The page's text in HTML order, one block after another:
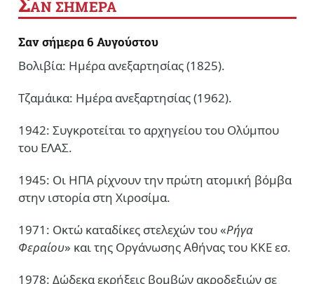
ΑΝ ΣΗΜΕΡΑ
Σαν σήμερα 6 Αυγούστου
Βολιβία: Ημέρα ανεξαρτησίας (1825).
Τζαμάικα: Ημέρα ανεξαρτησίας (1962).
1942: Συγκροτείται το αρχηγείου του Ολύμπου
του ΕΛΑΣ.
1945: Οι ΗΠΑ ρίχνουν την πρώτη ατομική βόμβα
στην ιστορία στη Χιροσίμα.
1971: Οκτώ καταδίκες στελεχών του «Ρήγα
Φεραίου» και της Οργάνωσης Αθήνας του ΚΚΕ εσ.
1978: Δώδεκα εκρήξεις βομβών ακροδεξιών σε